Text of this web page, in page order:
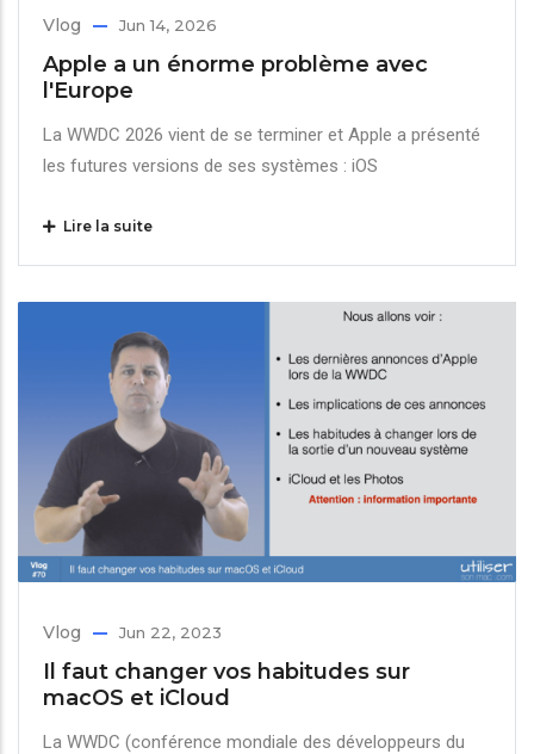
Vlog Jun 14, 2026
Apple a un énorme problème avec
l'Europe
La WWDC 2026 vient de se terminer et Apple a présenté
les futures versions de ses systèmes : iOS
Lire la suite
Vlog Jun 22, 2023
Il faut changer vos habitudes sur
macOS et iCloud
La WWDC (conférence mondiale des développeurs du